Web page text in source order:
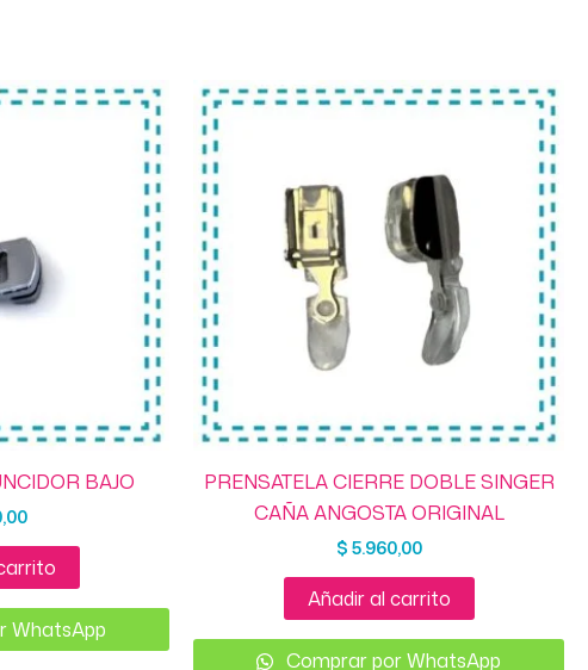
BAJO
WhatsApp
PRENSATELA CIERRE DOBLE SINGER
CAÑA ANGOSTA ORIGINAL
$5.960,00
Añadir al carrito
Comprar por WhatsApp